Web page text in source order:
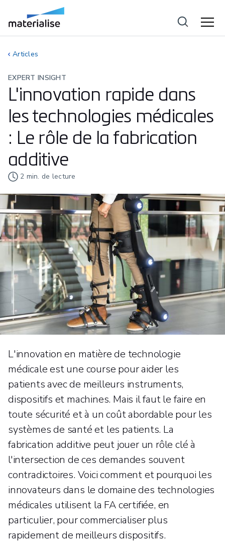
Articles
EXPERT INSIGHT
L'innovation rapide dans
les technologies médicales
: Le rôle de la fabrication
additive
2 min. de lecture
L'innovation en matière de technologie
médicale est une course pour aider les
patients avec de meilleurs instruments,
dispositifs et machines. Mais il faut le faire en
toute sécurité et à un coût abordable pour les
systèmes de santé et les patients. La
fabrication additive peut jouer un rôle clé à
l'intersection de ces demandes souvent
contradictoires. Voici comment et pourquoi les
innovateurs dans le domaine des technologies
médicales utilisent la FA certifiée, en
particulier, pour commercialiser plus
rapidement de meilleurs dispositifs.